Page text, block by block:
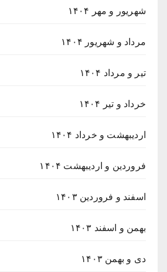
شهریور و مهر ۱۴۰۴
مرداد و شهریور ۱۴۰۴
تیر و مرداد ۱۴۰۴
خرداد و تیر ۱۴۰۴
اردیبهشت و خرداد ۱۴۰۴
فروردین و اردیبهشت ۱۴۰۴
اسفند و فروردین ۱۴۰۳
بهمن و اسفند ۱۴۰۳
دی و بهمن ۱۴۰۳